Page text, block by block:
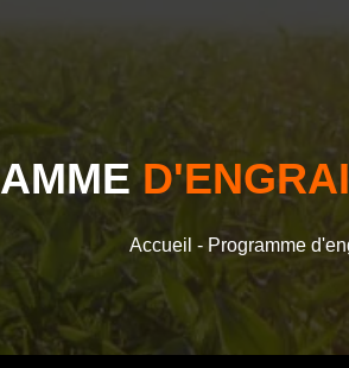
Accueil - Programme